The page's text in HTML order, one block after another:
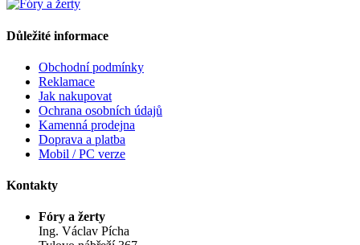
Důležité informace
Obchodní podmínky
Reklamace
Jak nakupovat
Ochrana osobních údajů
Kamenná prodejna
Doprava a platba
Mobil / PC verze
Kontakty
Fóry a žerty
Ing. Václav Pícha